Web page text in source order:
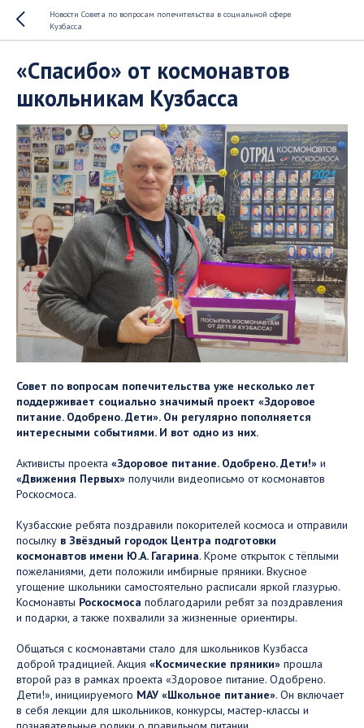
Новости Совета по вопросам попечительства в социальной сфере
Кузбасса
«Спасибо» от космонавтов
школьникам Кузбасса
Совет по вопросам попечительства уже несколько лет
поддерживает социально значимый проект «Здоровое
питание. Одобрено. Дети». Он регулярно пополняется
интересными событиями. И вот одно из них.
Активисты проекта «Здоровое питание. Одобрено. Дети!» и
«Движения Первых» получили видеописьмо от космонавтов
Роскосмоса.
Кузбасские ребята поздравили покорителей космоса и отправили
посылку в Звёздный городок Центра подготовки
космонавтов имени Ю.А. Гагарина. Кроме открыток с тёплыми
пожеланиями, дети положили имбирные пряники. Вкусное
угощение школьники самостоятельно расписали яркой глазурью.
Космонавты Роскосмоса поблагодарили ребят за поздравления
и подарки, а также похвалили за жизненные ориентиры.
Общаться с космонавтами стало для школьников Кузбасса
доброй традицией. Акция «Космические пряники» прошла
второй раз в рамках проекта «Здоровое питание. Одобрено.
Дети!», инициируемого МАУ «Школьное питание». Он включает
в себя лекции для школьников, конкурсы, мастер-классы и